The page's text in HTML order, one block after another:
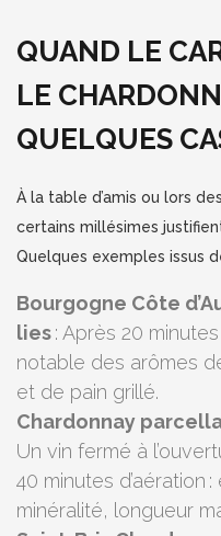
QUAND LE
LE
QUELQUES
À la table d’amis ou lors
certains millésimes
Quelques exemples issus
Bourgogne Côte
lies: Après 20
notable des arômes
et de pain grillé.
Chardonnay
Un vin fermé à
40 minutes d’aération
minéralité, longueur